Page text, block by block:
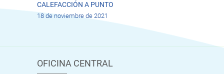
CALEFACCIÓN A PUNTO
18 de noviembre de 2021
OFICINA CENTRAL